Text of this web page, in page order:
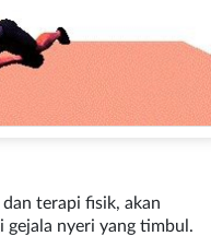
terapi fisik, akan
gejala nyeri yang timbul.